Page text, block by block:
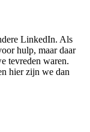
LinkedIn. Als
hulp, maar daar
tevreden waren.
hier zijn we dan